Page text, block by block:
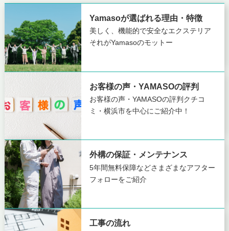
Yamasoが選ばれる理由・特徴
美しく、機能的で安全なエクステリア
それがYamasoのモットー
お客様の声・YAMASOの評判
お客様の声・YAMASOの評判 クチコ
ミ・横浜市を中心にご紹介中！
外構の保証・メンテナンス
5年間無料保障などさまざまなアフター
フォローをご紹介
工事の流れ